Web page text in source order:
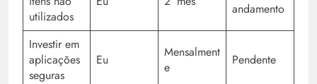
utilizados
andamento
Investir em
aplicações
seguras
Eu
Mensalment
e
Pendente